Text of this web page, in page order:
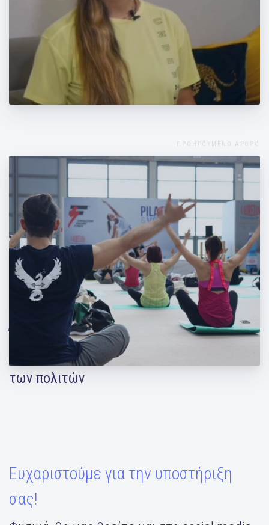
Πώς πρέπει να καθόμαστε κατά τη
διάρκεια της εγκυμοσύνης;
ΠΡΟΗΓΟΥΜΕΝΟ ΑΡΘΡΟ
Έρευνα: Τα γυμναστήρια είναι ζωτικής
σημασίας για την υγεία και την ευημερία
των πολιτών
Ευχαριστούμε για την υποστήριξη
σας!